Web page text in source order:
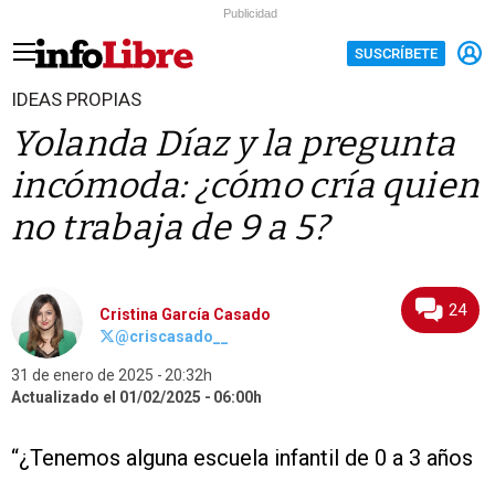
Publicidad
SUSCRÍBETE
IDEAS PROPIAS
Yolanda Díaz y la pregunta
incómoda: ¿cómo cría quien
no trabaja de 9 a 5?
Cristina García Casado
@criscasado__
31 de enero de 2025
20:32h
Actualizado el 01/02/2025
06:00h
24
“¿Tenemos alguna escuela infantil de 0 a 3 años